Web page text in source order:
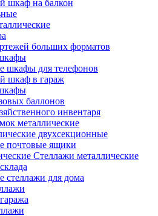
шкаф на балкон
больших форматов
шкафы для телефонов
шкаф в гараж
баллонов
инвентаря
металлические
двухсекционные
почтовые ящики
Стеллажи металлические
стеллажи для дома